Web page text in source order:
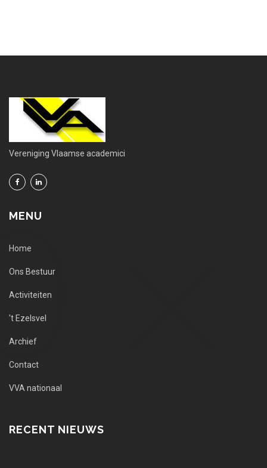
Vereniging Vlaamse academici
MENU
Home
Ons Bestuur
Activiteiten
't Ezelsvel
Archief
Contact
VVA nationaal
RECENT NIEUWS